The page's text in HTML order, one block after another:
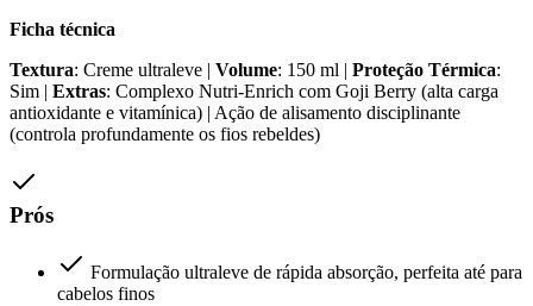
Ficha técnica
Textura: Creme ultraleve | Volume: 150 ml | Proteção Térmica:
Sim | Extras: Complexo Nutri-Enrich com Goji Berry (alta carga
antioxidante e vitamínica) | Ação de alisamento disciplinante
(controla profundamente os fios rebeldes)
Prós
Formulação ultraleve de rápida absorção, perfeita até para
cabelos finos